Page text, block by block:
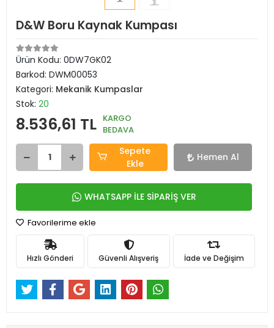
D&W Boru Kaynak Kumpası
Ürün Kodu: 0DW7GK02
Barkod: DWM00053
Kategori: Mekanik Kumpaslar
Stok: 20
8.536,61 TL KARGO
BEDAVA
Sepete
Ekle
Hemen Al
WHATSAPP İLE SİPARİŞ VER
Favorilerime ekle
Hızlı Gönderi Güvenli Alışveriş İade ve Değişim